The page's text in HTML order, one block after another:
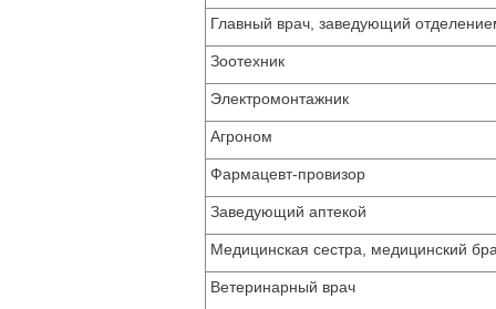
Главный врач, заведующий
Зоотехник
Электромонтажник
Агроном
Фармацевт-провизор
Заведующий аптекой
Медицинская сестра, медицинский
Ветеринарный врач